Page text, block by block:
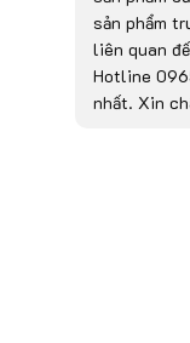
sản phẩm
liên quan
Hotline
nhất. Xin